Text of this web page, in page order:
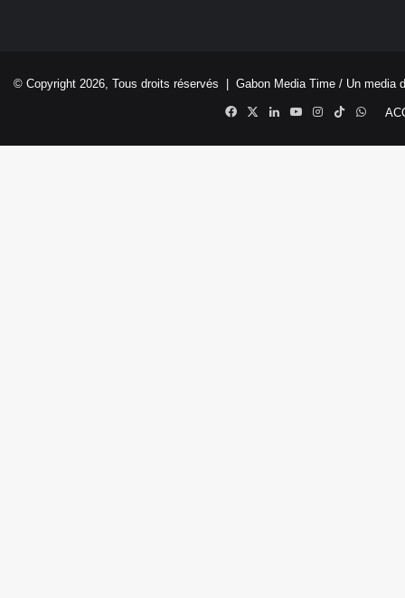
© Copyright 2026, Tous droits réservés | Gabon Media Time / Un media
Facebook
X LinkedinYouTubeInstagram
TikTok